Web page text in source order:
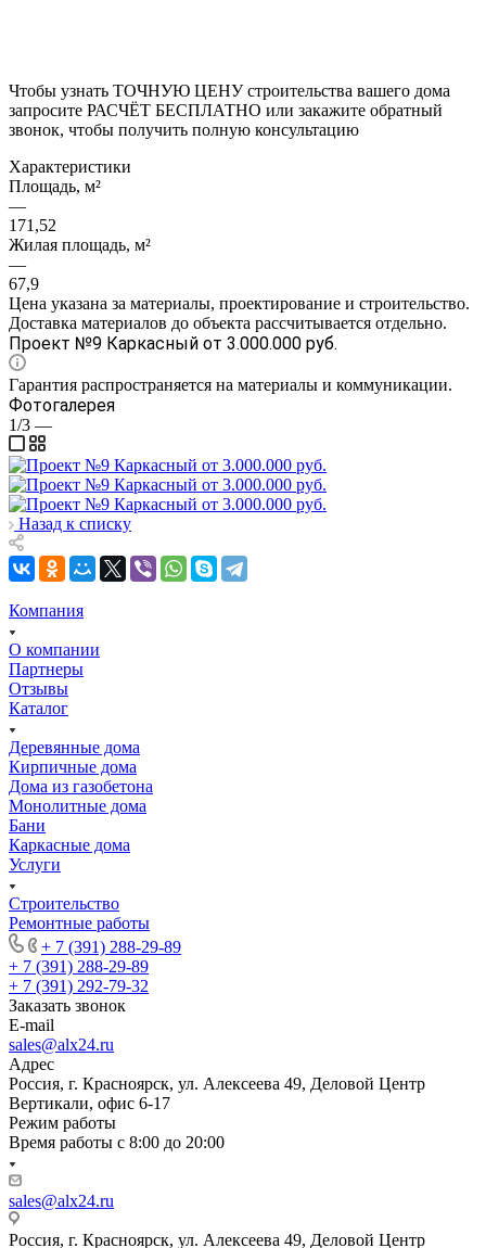
Чтобы узнать ТОЧНУЮ ЦЕНУ строительства вашего дома
запросите РАСЧЁТ БЕСПЛАТНО или закажите обратный
звонок, чтобы получить полную консультацию
Характеристики
Площадь, м²
—
171,52
Жилая площадь, м²
—
67,9
Цена указана за материалы, проектирование и строительство.
Доставка материалов до объекта рассчитывается отдельно.
Проект №9 Каркасный от 3.000.000 руб.
Гарантия распространяется на материалы и коммуникации.
Фотогалерея
1/3 —
Назад к списку
Компания
О компании
Партнеры
Отзывы
Каталог
Деревянные дома
Кирпичные дома
Дома из газобетона
Монолитные дома
Бани
Каркасные дома
Услуги
Строительство
Ремонтные работы
+ 7 (391) 288-29-89
+ 7 (391) 288-29-89
+ 7 (391) 292-79-32
Заказать звонок
E-mail
sales@alx24.ru
Адрес
Россия, г. Красноярск, ул. Алексеева 49, Деловой Центр
Вертикали, офис 6-17
Режим работы
Время работы с 8:00 до 20:00
sales@alx24.ru
Россия, г. Красноярск, ул. Алексеева 49, Деловой Центр